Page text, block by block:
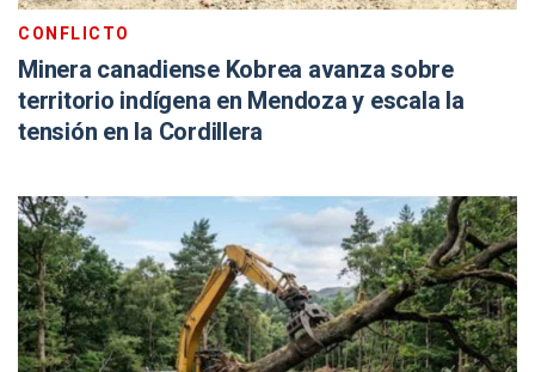
CONFLICTO
Minera canadiense Kobrea avanza sobre
territorio indígena en Mendoza y escala la
tensión en la Cordillera